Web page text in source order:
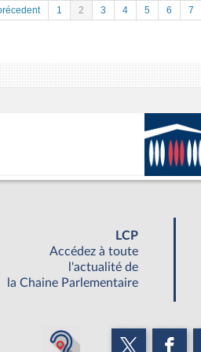
1 2 3 4 5 6 7
LCP
Accédez à toute
l'actualité de
la Chaine Parlementaire